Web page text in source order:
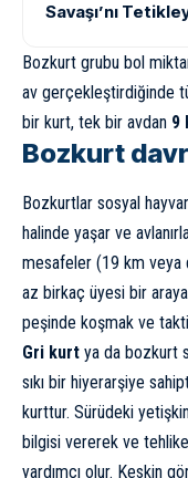
Savaşı’nı
Bozkurt grubu bol
av gerçekleştirdiğinde
bir kurt, tek bir avdan 9
Bozkurt
Bozkurtlar sosyal
halinde yaşar ve
mesafeler (19 km veya
az birkaç üyesi bir
peşinde koşmak ve
Gri kurt ya da bozkurt
sıkı bir hiyerarşiye
kurttur. Sürüdeki
bilgisi vererek ve
yardımcı olur. Keskin